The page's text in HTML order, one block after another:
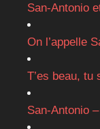
San-Antonio
On l’appelle
T’es beau, tu
San-Antonio